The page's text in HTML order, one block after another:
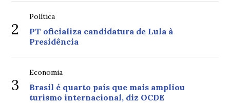
2
Política
PT oficializa candidatura de Lula à
Presidência
3
Economia
Brasil é quarto país que mais ampliou
turismo internacional, diz OCDE